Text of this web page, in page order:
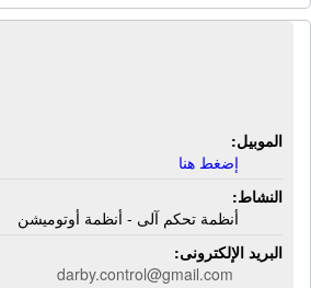
الموبيل:
إضغط هنا
النشاط:
أنظمة تحكم آلى - أنظمة أوتوميشن
البريد الإلكترونى:
darby.control@gmail.com